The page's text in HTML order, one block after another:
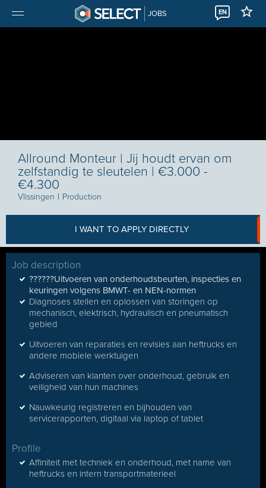
JOBS EN
Allround Monteur | Jij houdt ervan om
zelfstandig te sleutelen | €3.000 -
€4.300
Vlissingen I Production
I WANT TO APPLY DIRECTLY
Job description
??????Uitvoeren van onderhoudsbeurten, inspecties en
keuringen volgens BMWT- en NEN-normen
Diagnoses stellen en oplossen van storingen op
mechanisch, elektrisch, hydraulisch en pneumatisch
gebied
Uitvoeren van reparaties en revisies aan heftrucks en
andere mobiele werktuigen
Adviseren van klanten over onderhoud, gebruik en
veiligheid van hun machines
Nauwkeurig registreren en bijhouden van
servicerapporten, digitaal via laptop of tablet
Profile
Affiniteit met techniek en onderhoud, met name van
heftrucks en intern transportmaterieel